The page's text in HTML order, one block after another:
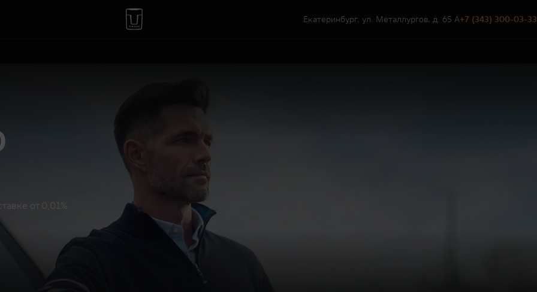
Екатеринбург, ул. Металлургов, д. 65 А+7 (343) 300-03-33
от 0,01%